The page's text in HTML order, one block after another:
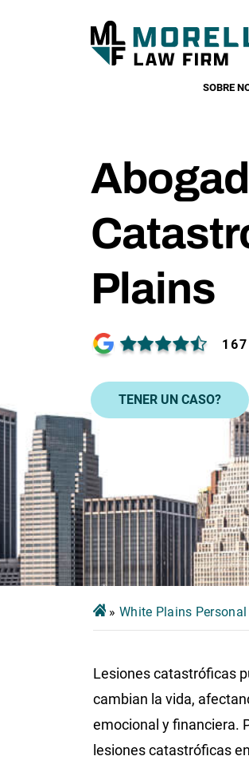
SOBRE
Plains
TENER UN CASO?
» White Plains
Lesiones catastróficas
cambian la vida,
emocional y financiera.
lesiones catastróficas